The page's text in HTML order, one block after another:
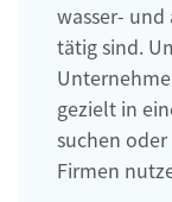
wasser-
tätig sind.
gezielt in
suchen
Firmen